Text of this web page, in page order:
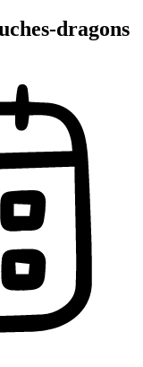
dragons